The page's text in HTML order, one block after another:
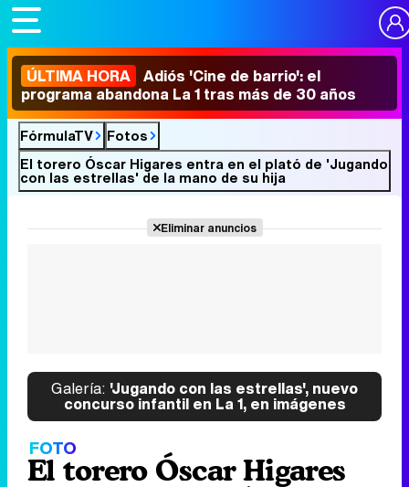
ÚLTIMA HORA Adiós 'Cine de barrio': el
programa abandona La 1 tras más de 30 años
FórmulaTV
Fotos
El torero Óscar Higares entra en el plató de 'Jugando
con las estrellas' de la mano de su hija
Eliminar anuncios
Galería: 'Jugando con las estrellas', nuevo
concurso infantil en La 1, en imágenes
FOTO
El torero Óscar Higares